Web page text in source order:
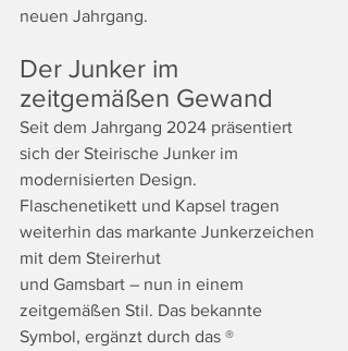
neuen Jahrgang.
Der Junker im
zeitgemäßen Gewand
Seit dem Jahrgang 2024 präsentiert
sich der Steirische Junker im
modernisierten Design.
Flaschenetikett und Kapsel tragen
weiterhin das markante Junkerzeichen
mit dem Steirerhut
und Gamsbart – nun in einem
zeitgemäßen Stil. Das bekannte
Symbol, ergänzt durch das ®